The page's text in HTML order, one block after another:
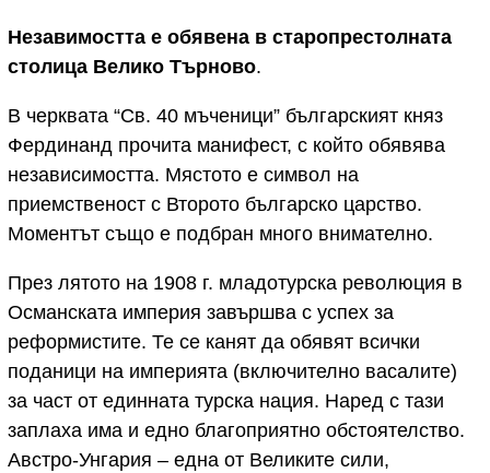
Незавимостта е обявена в старопрестолната
столица Велико Търново.
В черквата “Св. 40 мъченици” българският княз
Фердинанд прочита манифест, с който обявява
независимостта. Мястото е символ на
приемственост с Второто българско царство.
Моментът също е подбран много внимателно.
През лятото на 1908 г. младотурска революция в
Османската империя завършва с успех за
реформистите. Те се канят да обявят всички
поданици на империята (включително васалите)
за част от единната турска нация. Наред с тази
заплаха има и едно благоприятно обстоятелство.
Австро-Унгария – една от Великите сили,